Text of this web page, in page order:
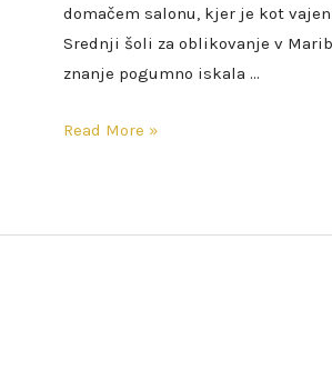
domačem salonu, kjer je kot
Srednji šoli za oblikovanje v
znanje pogumno iskala …
Read More »